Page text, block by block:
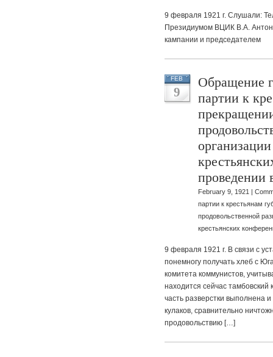
9 февраля 1921 г. Слушали:
Президиумом ВЦИК В.А.
кампании и председателем
FEB
9
Обращение
партии к
проведении
February 9, 1921 |
партии к крестьянам
продовольственной
крестьянских
9 февраля 1921 г. В связи с
понемногу получать хлеб с
комитета коммунистов,
находится сейчас
часть разверстки выполнена
кулаков, сравнительно
продовольствию […]